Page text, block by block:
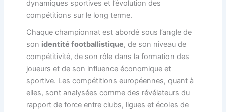
dynamiques sportives et l’évolution des
compétitions sur le long terme.
Chaque championnat est abordé sous l’angle de
son identité footballistique, de son niveau de
compétitivité, de son rôle dans la formation des
joueurs et de son influence économique et
sportive. Les compétitions européennes, quant à
elles, sont analysées comme des révélateurs du
rapport de force entre clubs, ligues et écoles de